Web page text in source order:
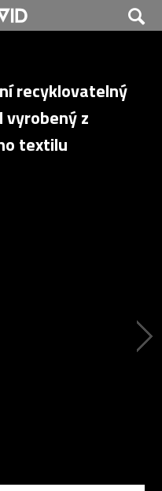
recyklovatelný
z
textilu